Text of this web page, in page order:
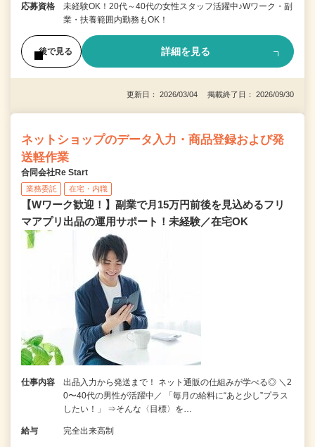
応募資格
未経験OK！20代～40代の女性スタッフ活躍中♪Wワーク・副
業・扶養範囲内勤務もOK！
後で見る 詳細を見る
更新日： 2026/03/04 掲載終了日： 2026/09/30
ネットショップのデータ入力・商品登録および発
送軽作業
合同会社Re Start
業務委託 在宅・内職
【Wワーク歓迎！】副業で月15万円前後を見込めるフリ
マアプリ出品の運用サポート！未経験／在宅OK
仕事内容
出品入力から発送まで！ ネット通販の仕組みが学べる◎ ＼2
0〜40代の男性が活躍中／ 「毎月の給料に“あと少し”プラス
したい！」 ⇒そんな〈目標〉を…
給与 完全出来高制